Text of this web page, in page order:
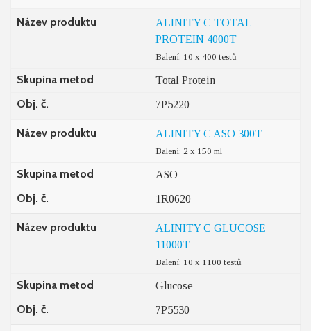
Název produktu
ALINITY C TOTAL
PROTEIN 4000T
Balení: 10 x 400 testů
Skupina metod Total Protein
Obj. č. 7P5220
Název produktu ALINITY C ASO 300T
Balení: 2 x 150 ml
Skupina metod ASO
Obj. č. 1R0620
Název produktu
ALINITY C GLUCOSE
11000T
Balení: 10 x 1100 testů
Skupina metod Glucose
Obj. č. 7P5530